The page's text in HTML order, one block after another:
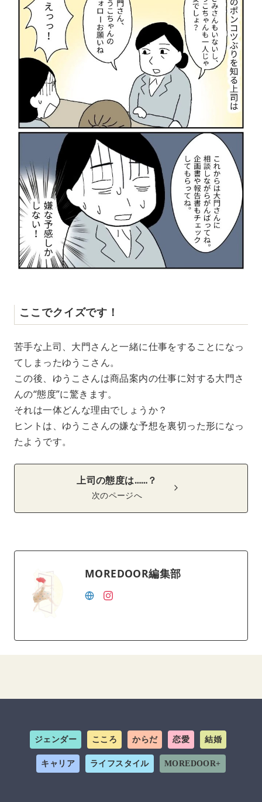
ここでクイズです！
苦手な上司、大門さんと一緒に仕事をすることになっ
てしまったゆうこさん。
この後、ゆうこさんは商品案内の仕事に対する大門さ
んの“態度”に驚きます。
それは一体どんな理由でしょうか？
ヒントは、ゆうこさんの嫌な予想を裏切った形になっ
たようです。
上司の態度は……？
次のページへ
MOREDOOR編集部
ジェンダー こころ からだ 恋愛 結婚
キャリア ライフスタイル MOREDOOR+